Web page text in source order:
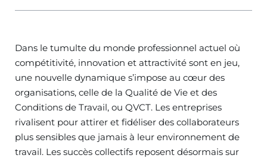
Dans le tumulte du monde professionnel actuel où
compétitivité, innovation et attractivité sont en jeu,
une nouvelle dynamique s’impose au cœur des
organisations, celle de la Qualité de Vie et des
Conditions de Travail, ou QVCT. Les entreprises
rivalisent pour attirer et fidéliser des collaborateurs
plus sensibles que jamais à leur environnement de
travail. Les succès collectifs reposent désormais sur